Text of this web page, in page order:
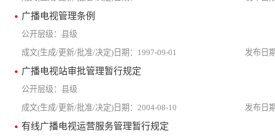
广播电视管理条例
县级
1997-09-01
广播电视站审批管理暂行规定
县级
2004-08-10
有线广播电视运营服务管理暂行规定